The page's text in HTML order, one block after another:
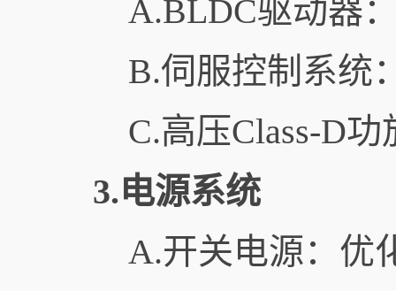
A.BLDC驱动器
B.伺服控制系统
C.高压Class-D
3.电源系统
A.开关电源：优